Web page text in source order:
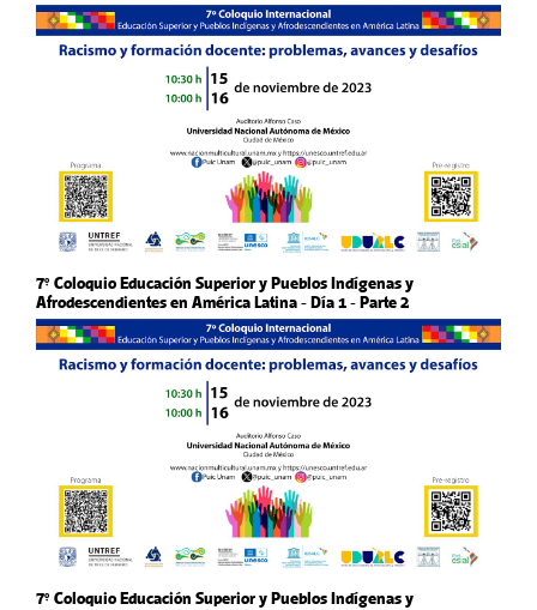
7° Coloquio Educación Superior y Pueblos Indígenas y
Afrodescendientes en América Latina - Día 1 - Parte 2
7° Coloquio Educación Superior y Pueblos Indígenas y